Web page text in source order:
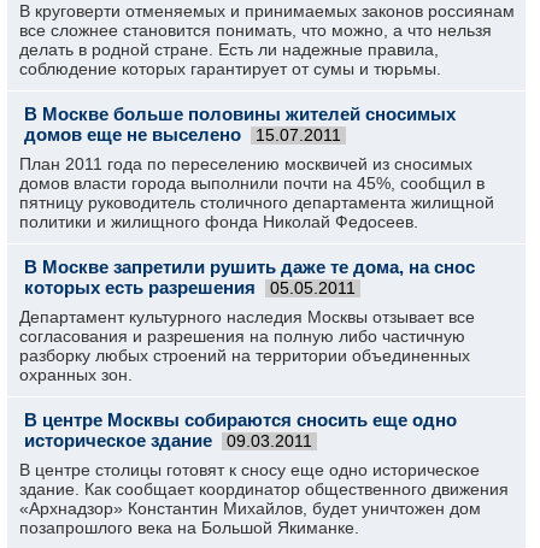
В круговерти отменяемых и принимаемых законов россиянам
все сложнее становится понимать, что можно, а что нельзя
делать в родной стране. Есть ли надежные правила,
соблюдение которых гарантирует от сумы и тюрьмы.
В Москве больше половины жителей сносимых
домов еще не выселено
15.07.2011
План 2011 года по переселению москвичей из сносимых
домов власти города выполнили почти на 45%, сообщил в
пятницу руководитель столичного департамента жилищной
политики и жилищного фонда Николай Федосеев.
В Москве запретили рушить даже те дома, на снос
которых есть разрешения
05.05.2011
Департамент культурного наследия Москвы отзывает все
согласования и разрешения на полную либо частичную
разборку любых строений на территории объединенных
охранных зон.
В центре Москвы собираются сносить еще одно
историческое здание
09.03.2011
В центре столицы готовят к сносу еще одно историческое
здание. Как сообщает координатор общественного движения
«Архнадзор» Константин Михайлов, будет уничтожен дом
позапрошлого века на Большой Якиманке.